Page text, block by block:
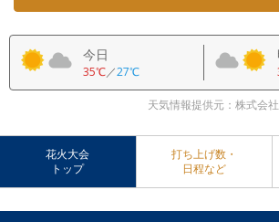
今日
35℃／27℃
天気情報提供元：株式会
花火大会
トップ
打ち上げ数・
日程など